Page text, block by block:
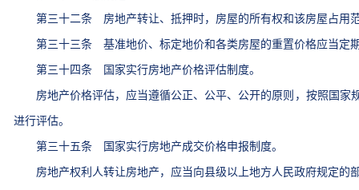
第三十二条 房地产转让、抵押时，房屋的所有权和该房屋占用范
第三十三条 基准地价、标定地价和各类房屋的重置价格应当定期
第三十四条 国家实行房地产价格评估制度。
房地产价格评估，应当遵循公正、公平、公开的原则，按照国家
进行评估。
第三十五条 国家实行房地产成交价格申报制度。
房地产权利人转让房地产，应当向县级以上地方人民政府规定的